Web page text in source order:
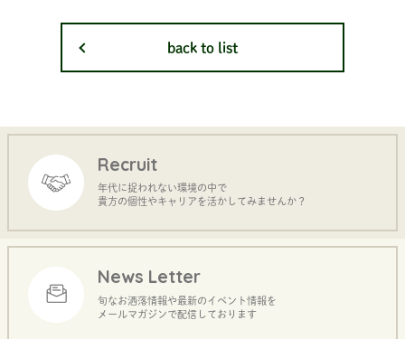
back to list
Recruit
年代に捉われない環境の中で
貴方の個性やキャリアを活かしてみませんか？
News Letter
旬なお洒落情報や最新のイベント情報を
メールマガジンで配信しております